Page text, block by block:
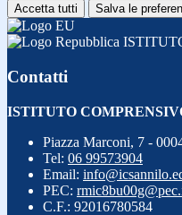
Accetta tutti Salva le
Contatti
ISTITUTO
Piazza Marconi, 7 -
Tel: 06 99573904
Email:
PEC:
C.F.: 92016780584